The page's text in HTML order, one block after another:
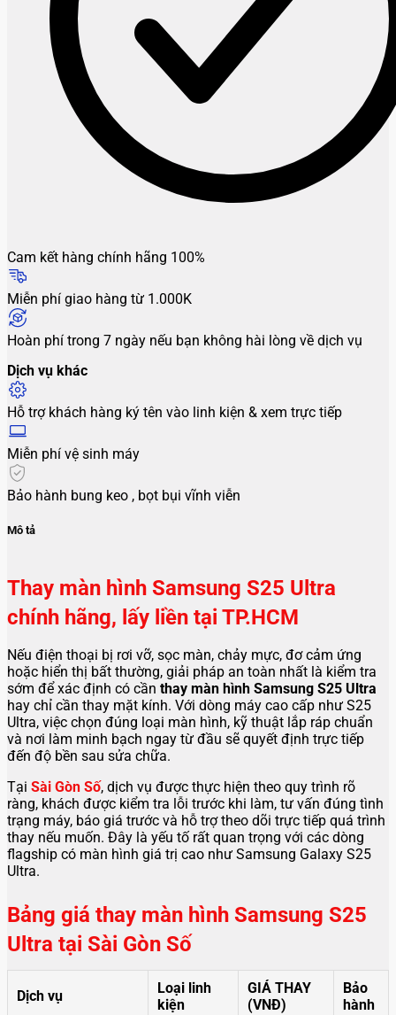
Cam kết hàng chính hãng 100%
Miễn phí giao hàng từ 1.000K
Hoàn phí trong 7 ngày nếu bạn không hài lòng về dịch vụ
Dịch vụ khác
Hỗ trợ khách hàng ký tên vào linh kiện & xem trực tiếp
Miễn phí vệ sinh máy
Bảo hành bung keo , bọt bụi vĩnh viễn
Mô tả
Thay màn hình Samsung S25 Ultra
chính hãng, lấy liền tại TP.HCM
Nếu điện thoại bị rơi vỡ, sọc màn, chảy mực, đơ cảm ứng
hoặc hiển thị bất thường, giải pháp an toàn nhất là kiểm tra
sớm để xác định có cần thay màn hình Samsung S25 Ultra
hay chỉ cần thay mặt kính. Với dòng máy cao cấp như S25
Ultra, việc chọn đúng loại màn hình, kỹ thuật lắp ráp chuẩn
và nơi làm minh bạch ngay từ đầu sẽ quyết định trực tiếp
đến độ bền sau sửa chữa.
Tại Sài Gòn Số, dịch vụ được thực hiện theo quy trình rõ
ràng, khách được kiểm tra lỗi trước khi làm, tư vấn đúng tình
trạng máy, báo giá trước và hỗ trợ theo dõi trực tiếp quá trình
thay nếu muốn. Đây là yếu tố rất quan trọng với các dòng
flagship có màn hình giá trị cao như Samsung Galaxy S25
Ultra.
Bảng giá thay màn hình Samsung S25
Ultra tại Sài Gòn Số
Dịch vụ
Loại linh
kiện
GIÁ THAY
(VNĐ)
Bảo
hành